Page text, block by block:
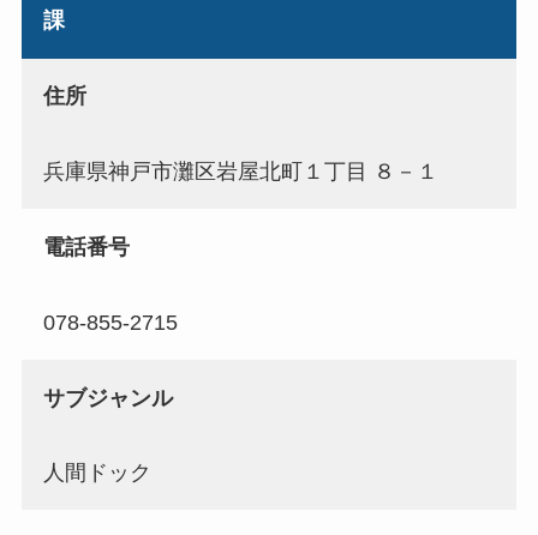
課
住所
兵庫県神戸市灘区岩屋北町１丁目 ８－１
電話番号
078-855-2715
サブジャンル
人間ドック